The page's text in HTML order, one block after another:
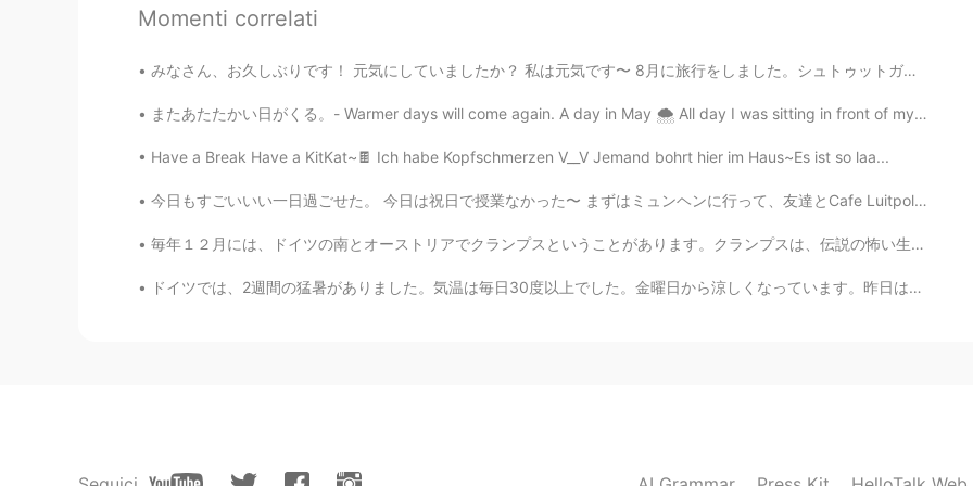
CN EN
What's this
WEN 弘文馆 2021.12.27 14:53
CN EN JP RU
Good talk😉
zywoo 2021.12.25 13:28
Momenti correlati
みなさん、お久しぶりです！ 元気にしていましたか？ 私は元気です〜 8月に旅行をしました。シュトゥットガルトとフランクフルトに住んでいる友達に会いに行きました。すごく楽しかったです。 明後日試...
またあたたかい日がくる。- Warmer days will come again. A day in May 🌨 All day I was sitting in front of my ...
Have a Break Have a KitKat~🍫 Ich habe Kopfschmerzen V__V Jemand bohrt hier im Haus~Es ist so laa...
今日もすごいいい一日過ごせた。 今日は祝日で授業なかった〜 まずはミュンヘンに行って、友達とCafe Luitpoldというカフェに行ってきた。 そのあと久しぶりに韓国語のタンデムパートナーに会...
毎年１２月には、ドイツの南とオーストリアでクランプスということがあります。クランプスは、伝説の怖い生物です。通りを歩きながら悪い子供に罰を与えます。主に木の棒で子供や女性を打ちます。僕はドイツの...
ドイツでは、2週間の猛暑がありました。気温は毎日30度以上でした。金曜日から涼しくなっています。昨日は、ハンブルクで大雷雨がありました。大雷雨の時、木の下で待っていました。とても楽しかったです。😄😄😄